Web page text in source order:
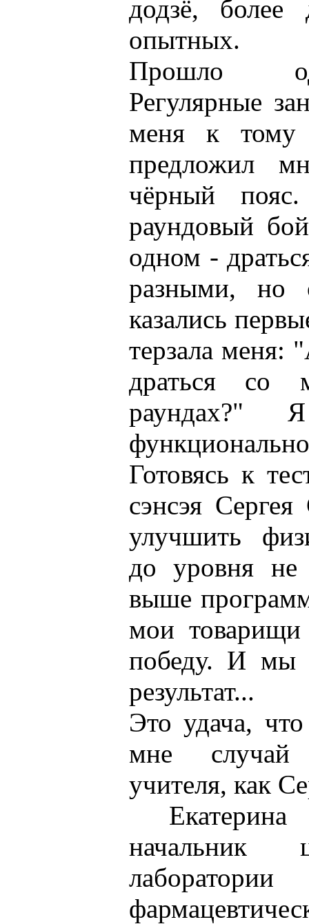
додзё, более
опытных.
Прошло
Регулярные
меня к тому
предложил
чёрный
раундовый
одном -
разными, но
казались
терзала меня:
драться со
раундах?"
Готовясь к
cэнсэя
улучшить
до уровня
выше
мои
победу. И мы
результат...
Это удача,
мне случай
учителя, как
Екатерина
начальник